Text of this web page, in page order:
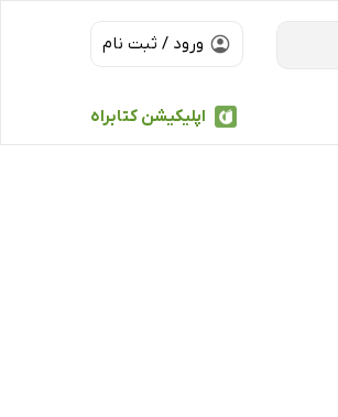
ورود / ثبت نام
اپلیکیشن کتابراه